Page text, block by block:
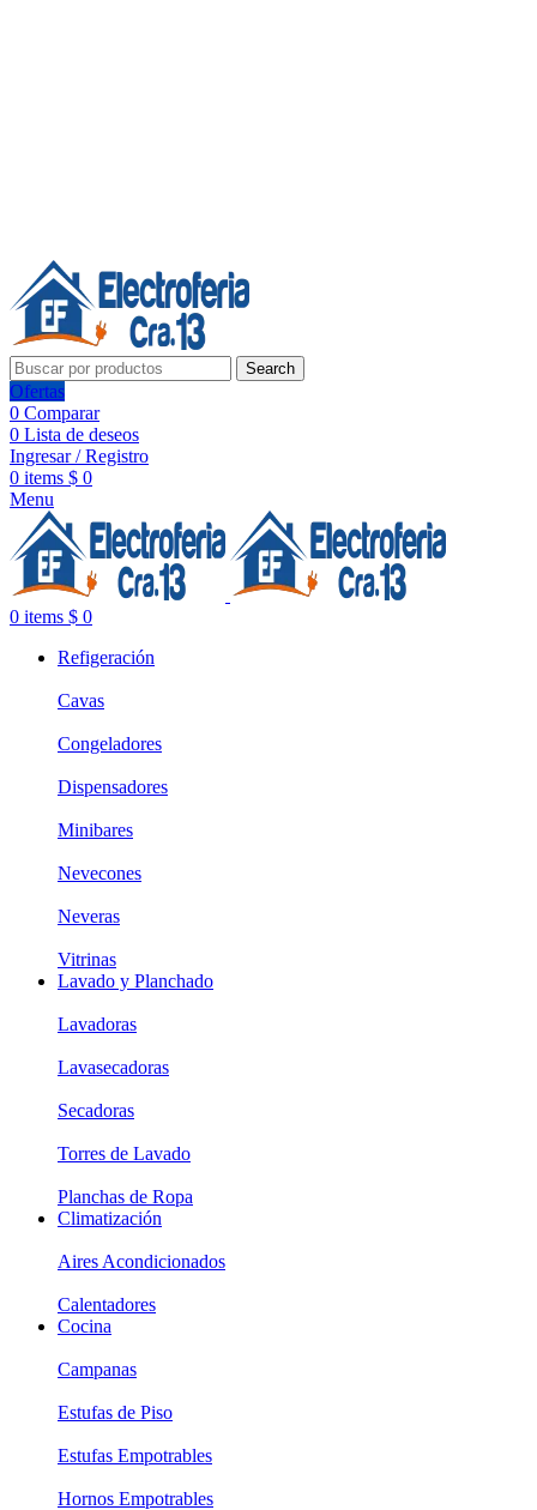
Search
Ofertas
0 Comparar
0 Lista de deseos
Ingresar / Registro
0 items $ 0
Menu
0 items $ 0
Refigeración
Cavas
Congeladores
Dispensadores
Minibares
Nevecones
Neveras
Vitrinas
Lavado y Planchado
Lavadoras
Lavasecadoras
Secadoras
Torres de Lavado
Planchas de Ropa
Climatización
Aires Acondicionados
Calentadores
Cocina
Campanas
Estufas de Piso
Estufas Empotrables
Hornos Empotrables